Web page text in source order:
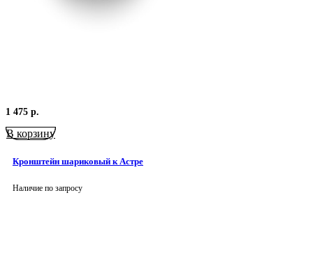
1 475 р.
В корзину
Кронштейн шариковый к Астре
Наличие по запросу